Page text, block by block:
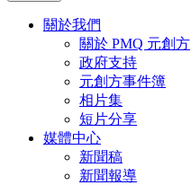
關於我們
關於 PMQ 元創方
政府支持
元創方事件簿
相片集
短片分享
媒體中心
新聞稿
新聞報導